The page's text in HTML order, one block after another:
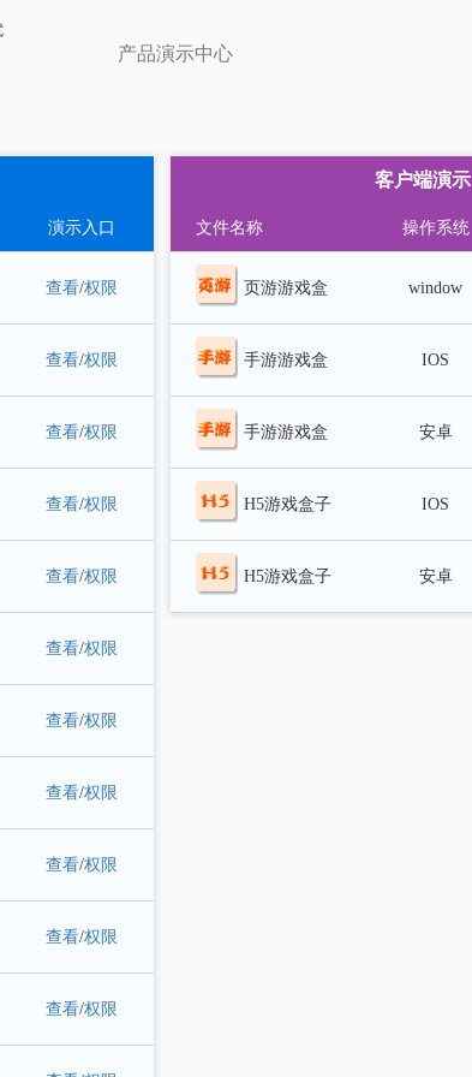
产品演示中心
演示入口
查看/权限
查看/权限
查看/权限
查看/权限
查看/权限
查看/权限
查看/权限
查看/权限
查看/权限
查看/权限
查看/权限
客户端演示
文件名称 操作系统
页游游戏盒
子
window
手游游戏盒
子(IOS)
IOS
手游游戏盒
子(安卓)
安卓
H5游戏盒子
(IOS)
IOS
H5游戏盒子 安卓